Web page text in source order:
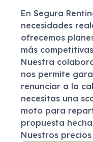
En Segura
necesidades
ofrecemos
más
Nuestra
nos permite
renunciar a la
necesitas una
moto para
propuesta
Nuestros